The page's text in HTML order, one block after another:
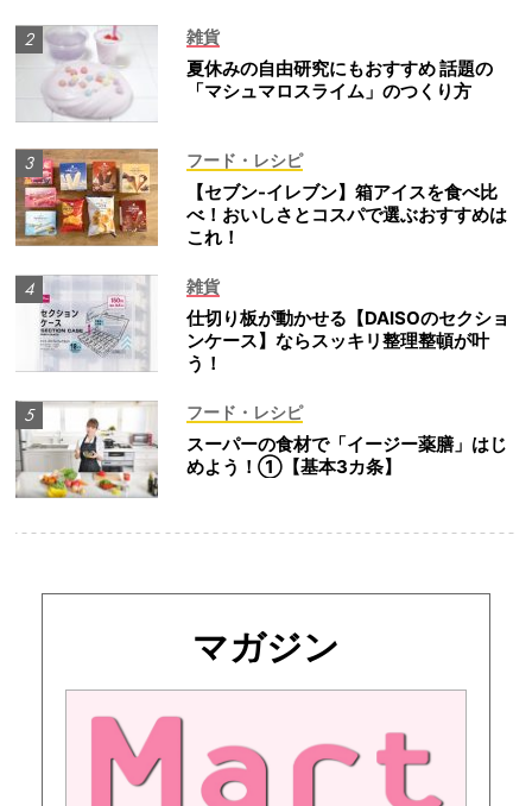
雑貨
夏休みの自由研究にもおすすめ 話題の
「マシュマロスライム」のつくり方
フード・レシピ
【セブン-イレブン】箱アイスを食べ比
べ！おいしさとコスパで選ぶおすすめは
これ！
雑貨
仕切り板が動かせる【DAISOのセクショ
ンケース】ならスッキリ整理整頓が叶
う！
フード・レシピ
スーパーの食材で「イージー薬膳」はじ
めよう！①【基本3カ条】
マガジン